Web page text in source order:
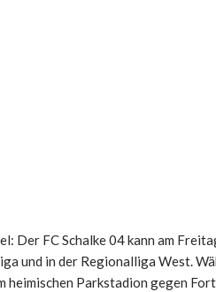
Der FC Schalke 04 kann am
und in der Regionalliga West.
heimischen Parkstadion gegen